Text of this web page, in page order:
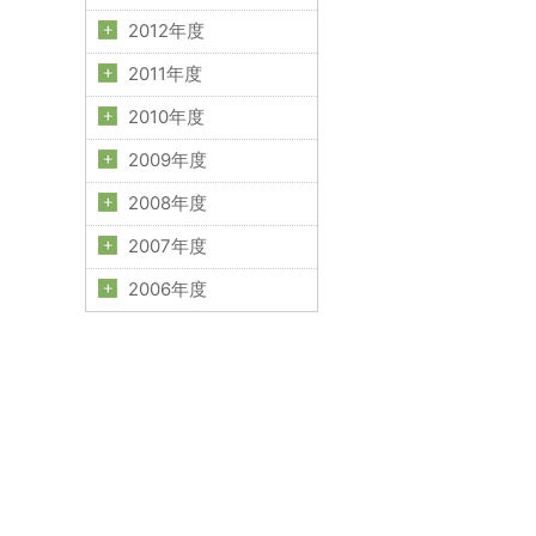
2012年度
2011年度
2010年度
2009年度
2008年度
2007年度
2006年度